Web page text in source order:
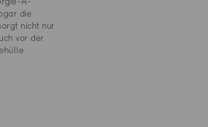
A-
die
nicht nur
vor der